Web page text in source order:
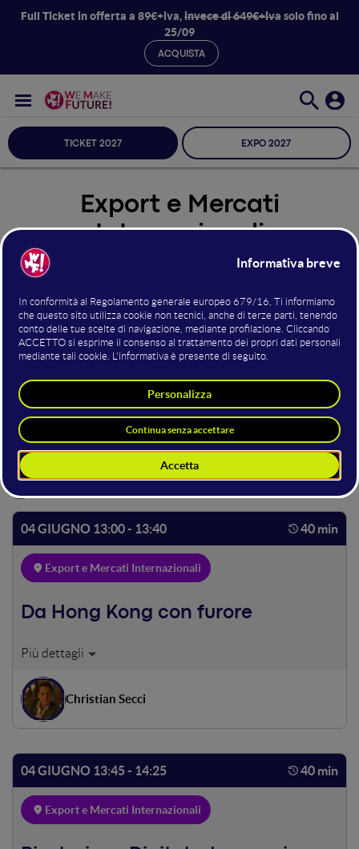
Full Ticket in offerta a 89€+iva,invece di 649€+ivasolo fino al
25/09
ACQUISTA
TICKET 2027 EXPO 2027
Export e Mercati
Internazionali
Seleziona Sala
Internazionali
4 GIUGNO
04 GIUGNO 13:00 - 13:40 40 min
Export e Mercati Internazionali
Da Hong Kong con furore
Case study di Pakpobox, una start-up nata ad Hong Kong
Australia e Italia, joint ventures in Indonesia e Brasile,
sviluppando progetti innovativi in 20 paesi. Christian ci
racconterà avventure e disavventure che hanno
Christian Secci
04 GIUGNO 13:45 - 14:25 40 min
Export e Mercati Internazionali